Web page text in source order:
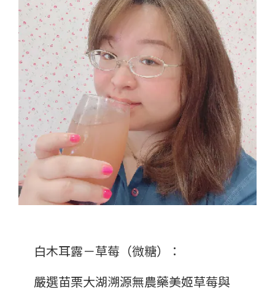
白木耳露－草莓（微糖）：
嚴選苗栗大湖溯源無農藥美姬草莓與